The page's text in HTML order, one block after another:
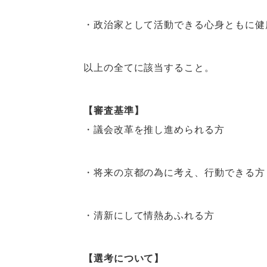
・政治家として活動できる心身ともに
以上の全てに該当すること。
【審査基準】
・議会改革を推し進められる方
・将来の京都の為に考え、行動できる方
・清新にして情熱あふれる方
【選考について】